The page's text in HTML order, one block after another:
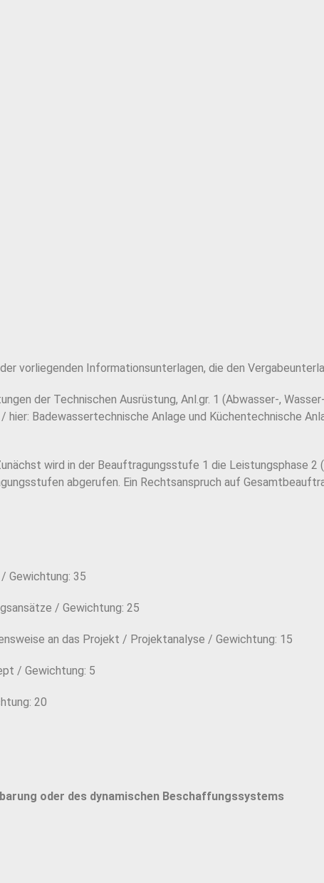
vorliegenden Informationsunterlagen, die den
der Technischen Ausrüstung, Anl.gr. 1 (Abwasser-,
Badewassertechnische Anlage und Küchentechnische
wird in der Beauftragungsstufe 1 die Leistungsphase 2
abgerufen. Ein Rechtsanspruch auf
Gewichtung: 35
/ Gewichtung: 25
an das Projekt / Projektanalyse / Gewichtung: 15
/ Gewichtung: 5
20
oder des dynamischen Beschaffungssystems